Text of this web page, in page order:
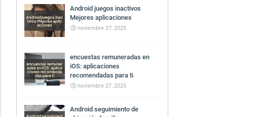
Android juegos inactivos
Mejores aplicaciones
noviembre 27, 2025
encuestas remuneradas en
iOS: aplicaciones
recomendadas para ti
noviembre 27, 2025
Android seguimiento de